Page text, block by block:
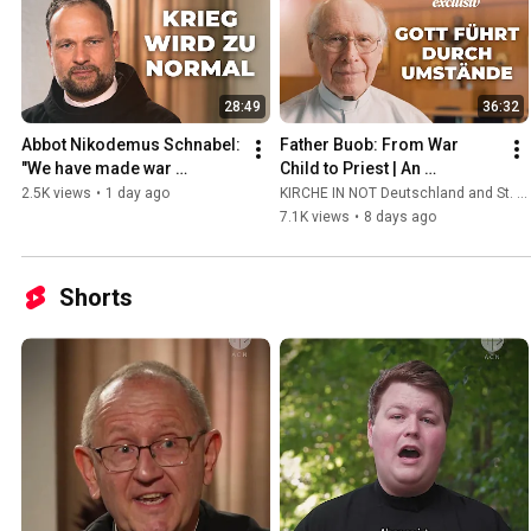
28:49
Abbot Nikodemus Schnabel:
"We have made war
palatable" | The ocean of
2.5K views • 1 day ago
36:32
Father Buob: From War
Child to Priest | An
Extraordinary Story of
Calling
KIRCHE IN NOT Deutschland and St. Ulrich Hochaltingen
7.1K views • 8 days ago
Shorts